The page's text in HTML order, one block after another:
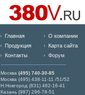
Главная
О компании
Продукция
Карта сайта
Контакты
Форум
Москва (495) 740-30-85
Москва (495) 438-11-11 /51/52
Н.Новгород (831) 462-16-41
Казань (987) 296-78-51